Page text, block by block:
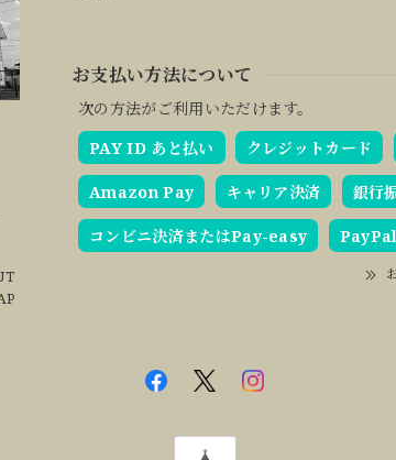
お支払い方法について
次の方法がご利用いただけます。
PAY ID あと払い
クレジットカード
Amazon Pay キャリア決済 銀行
コンビニ決済またはPay-easy PayPal